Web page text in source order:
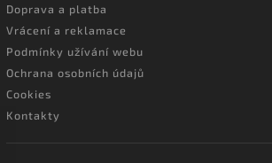
Doprava a platba
Vrácení a reklamace
Podmínky užívání webu
Ochrana osobních údajů
Cookies
Kontakty